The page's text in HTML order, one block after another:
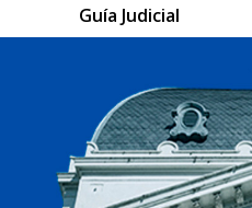
Guía Judicial